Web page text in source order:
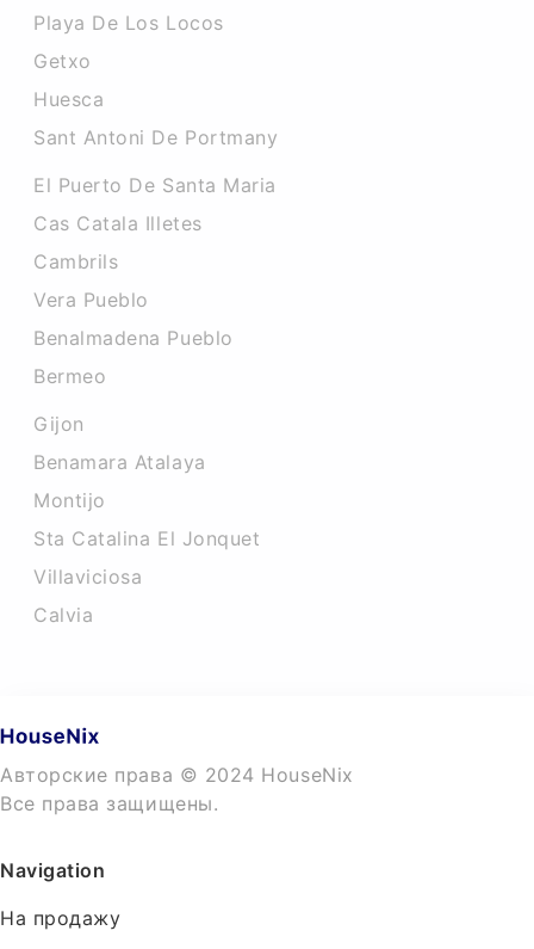
Playa De Los Locos
Getxo
Huesca
Sant Antoni De Portmany
El Puerto De Santa Maria
Cas Catala Illetes
Cambrils
Vera Pueblo
Benalmadena Pueblo
Bermeo
Gijon
Benamara Atalaya
Montijo
Sta Catalina El Jonquet
Villaviciosa
Calvia
Авторские права © 2024 HouseNix
Все права защищены.
Navigation
На продажу